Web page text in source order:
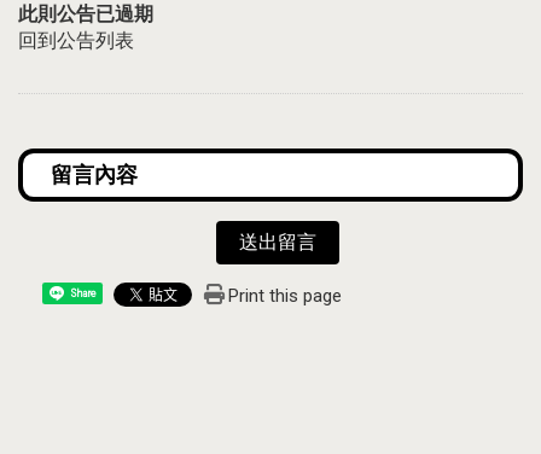
此則公告已過期
回到公告列表
送出留言
Share Print this page